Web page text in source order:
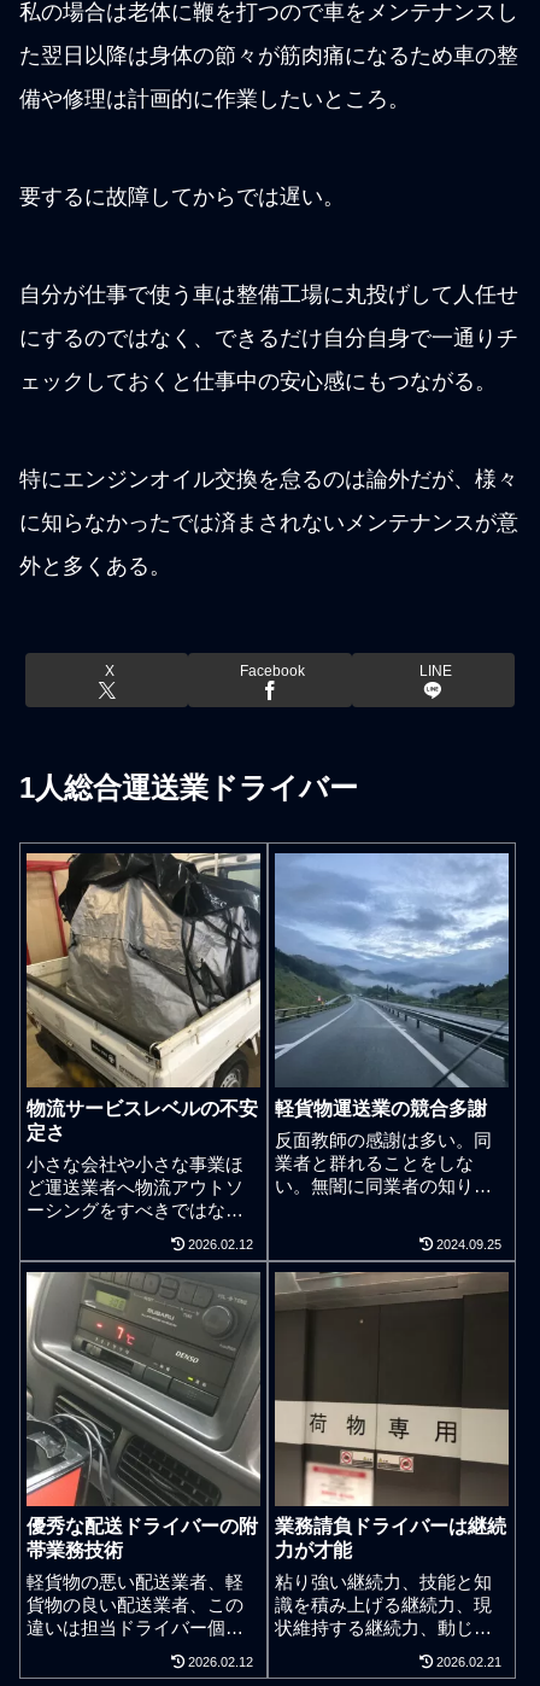
私の場合は老体に鞭を打つので車をメンテナンスし
た翌日以降は身体の節々が筋肉痛になるため車の整
備や修理は計画的に作業したいところ。
要するに故障してからでは遅い。
自分が仕事で使う車は整備工場に丸投げして人任せ
にするのではなく、できるだけ自分自身で一通りチ
ェックしておくと仕事中の安心感にもつながる。
特にエンジンオイル交換を怠るのは論外だが、様々
に知らなかったでは済まされないメンテナンスが意
外と多くある。
X Facebook LINE
1人総合運送業ドライバー
物流サービスレベルの不安
定さ
小さな会社や小さな事業ほ
ど運送業者へ物流アウトソ
ーシングをすべきではな
い。出荷売上は体感が大
事。軽貨物運送業界では配
送の仕事欲しさなのか物流
アウトソーシングという言
葉を使って荷主企業や物流
会社に配送サービスを提案
する会社がある。ただそれ
らは荷主としての事業経験
が無い業者だったり荷主企
業の事業や一般企業のビジ
ネスモデルを理解できるま
での頭脳が無い業者だった
り、単なる配送業者が単な
る配送の知見経験だけで物
流アウトソーシングで配送
を任せて欲しいなどと提案
している。真の物流アウト
ソーシングは荷主企業の営
業者として配送ドライバー
2026.02.12
軽貨物運送業の競合多謝
反面教師の感謝は多い。同
業者と群れることをしな
い。無闇に同業者の知り合
人間なのかは分からないが
同業者同士で群れていたり
同業者の知り合いを増やす
ことでクソみたいな情報交
りで多重下請けでその場凌
ぎの仕事をしている人間が
多い業界なのでお客様を持
たない日雇いの軽貨物ドラ
イバーが非常に多い。日雇
いと言うと聞こえが悪いの
でスポットのドライバーと
かフリーランスのドライバ
ーなどとも呼ばれるが同業
者と群れてしまうと一歩前
にはもう出れないだろう。
群れたり知り合いを増やし
2024.09.25
優秀な配送ドライバーの附
帯業務技術
軽貨物の悪い配送業者、軽
貨物の良い配送業者、この
違いは担当ドライバー個人
の人柄の良さと親切さで決
まる。会社の規模や看板で
2026.02.12
業務請負ドライバーは継続
力が才能
粘り強い継続力、技能と知
識を積み上げる継続力、現
状維持する継続力、動じな
い継続力、人並み以上に4大
継続力があれば軽貨物運送
2026.02.21